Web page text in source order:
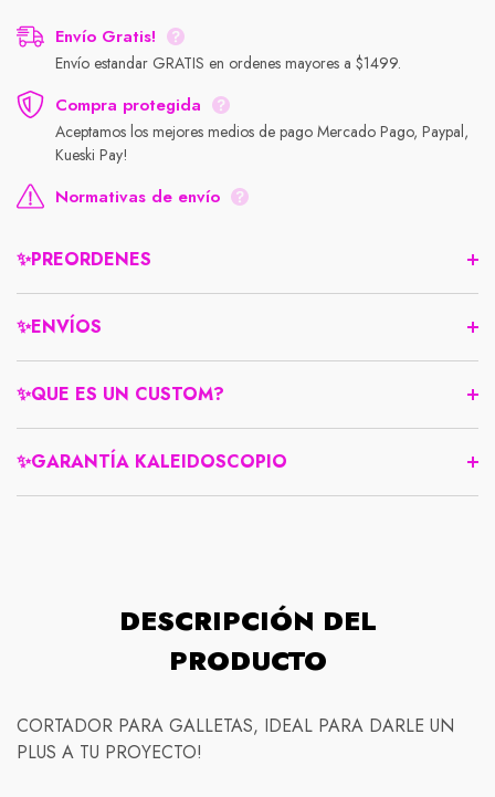
Envío Gratis!
Envío estandar GRATIS en ordenes mayores a $1499.
Compra protegida
Aceptamos los mejores medios de pago Mercado Pago, Paypal,
Kueski Pay!
Normativas de envío
✨PREORDENES
✨ENVÍOS
✨QUE ES UN CUSTOM?
✨GARANTÍA KALEIDOSCOPIO
DESCRIPCIÓN DEL
PRODUCTO
CORTADOR PARA GALLETAS, IDEAL PARA DARLE UN
PLUS A TU PROYECTO!
Compra protegida